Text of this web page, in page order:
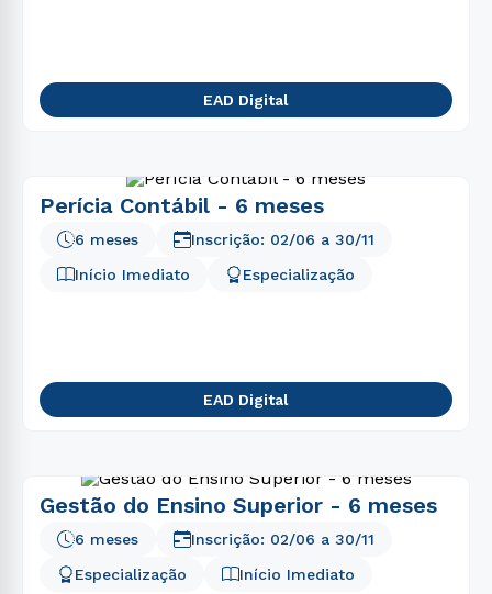
EAD Digital
Perícia Contábil - 6 meses
Início Imediato Especialização
6 meses Inscrição: 02/06 a 30/11
EAD Digital
Gestão do Ensino Superior - 6 meses
6 meses
Especialização
Início Imediato
Inscrição: 02/06 a 30/11